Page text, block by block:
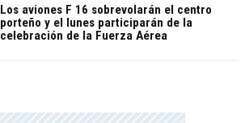
Los aviones F 16 sobrevolarán el centro
porteño y el lunes participarán de la
celebración de la Fuerza Aérea